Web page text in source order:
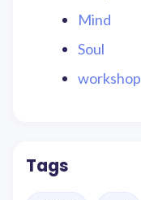
Mind
Soul
workshop
Tags